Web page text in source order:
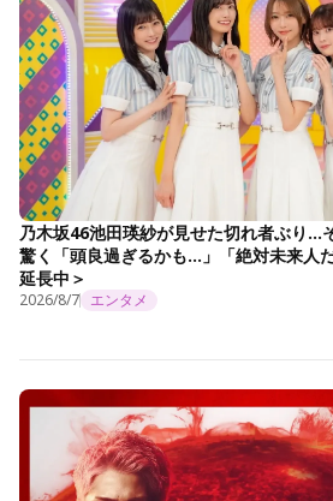
乃木坂46池田瑛紗が見せた切れ者ぶり…
驚く「頭良過ぎるかも…」「絶対未来人
延長中＞
2026/8/7 エンタメ